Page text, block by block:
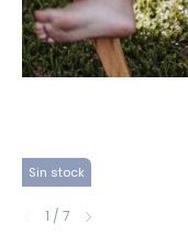
Sin stock
1 / 7